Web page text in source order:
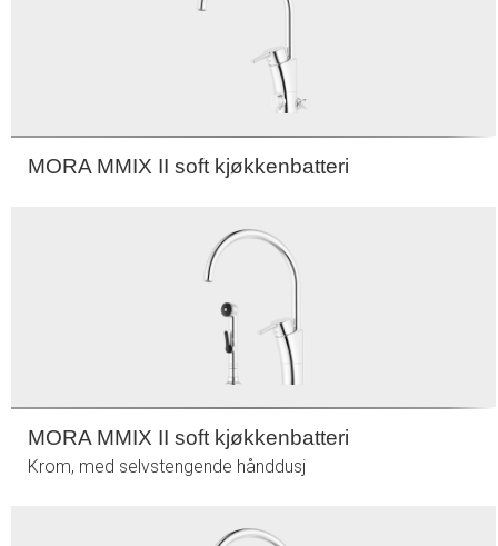
MORA MMIX II soft kjøkkenbatteri
MORA MMIX II soft kjøkkenbatteri
Krom, med selvstengende hånddusj